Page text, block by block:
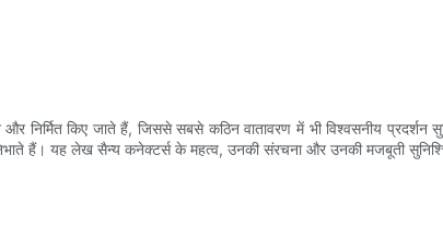
किए जाते हैं, जिससे सबसे कठिन वातावरण में भी विश्वसनीय प्रदर्शन
हैं। यह लेख सैन्य कनेक्टर्स के महत्व, उनकी संरचना और उनकी मजबूती